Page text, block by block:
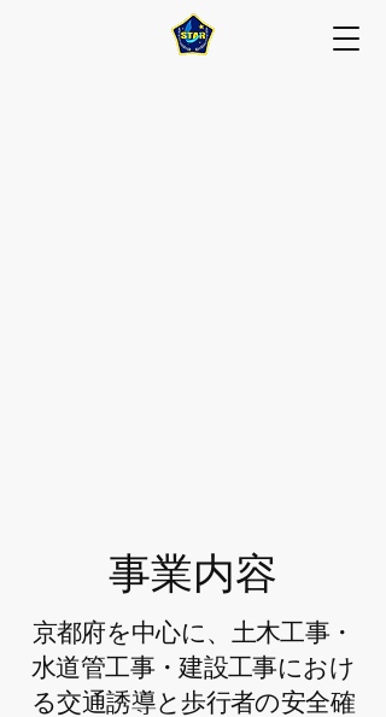
事業内容
京都府を中心に、土木工事・
水道管工事・建設工事におけ
る交通誘導と歩行者の安全確